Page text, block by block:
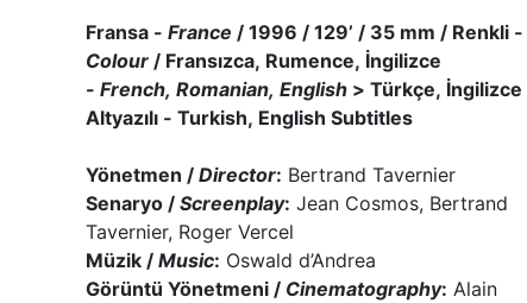
Fransa - France / 1996 / 129’ / 35 mm / Renkli -
Colour / Fransızca, Rumence, İngilizce
- French, Romanian, English > Türkçe, İngilizce
Altyazılı - Turkish, English Subtitles
Yönetmen / Director: Bertrand Tavernier
Senaryo / Screenplay: Jean Cosmos, Bertrand
Tavernier, Roger Vercel
Müzik / Music: Oswald d’Andrea
Görüntü Yönetmeni / Cinematography: Alain